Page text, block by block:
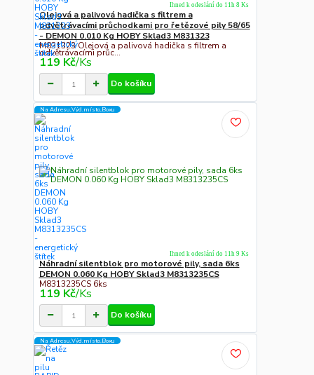
Olejová a palivová hadička s filtrem a
odvětrávacími průchodkami pro řetězové pily 58/65
- DEMON 0.010 Kg HOBY Sklad3 M831323
M831323 Olejová a palivová hadička s filtrem a
odvětrávacími průc...
119 Kč/Ks
Ihned k odeslání do 11h 8 Ks
Do košíku
Na Adresu,Výd.místo,Boxu
Náhradní silentblok pro motorové pily, sada 6ks
DEMON 0.060 Kg HOBY Sklad3 M8313235CS
M8313235CS 6ks
119 Kč/Ks
Ihned k odeslání do 11h 9 Ks
Do košíku
Na Adresu,Výd.místo,Boxu